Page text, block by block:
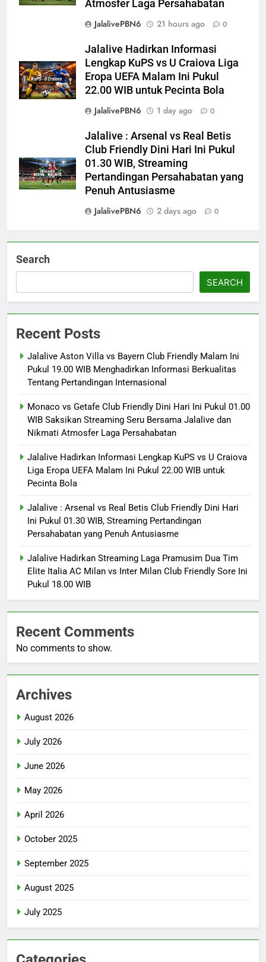
Atmosfer Laga Persahabatan
JalalivePBN6
21 hours ago 0
Jalalive Hadirkan Informasi
Lengkap KuPS vs U Craiova Liga
Eropa UEFA Malam Ini Pukul
22.00 WIB untuk Pecinta Bola
JalalivePBN6
1 day ago 0
Jalalive : Arsenal vs Real Betis
Club Friendly Dini Hari Ini Pukul
01.30 WIB, Streaming
Pertandingan Persahabatan yang
Penuh Antusiasme
JalalivePBN6
2 days ago 0
Search
SEARCH
Recent Posts
Jalalive Aston Villa vs Bayern Club Friendly Malam Ini
Pukul 19.00 WIB Menghadirkan Informasi Berkualitas
Tentang Pertandingan Internasional
Monaco vs Getafe Club Friendly Dini Hari Ini Pukul 01.00
WIB Saksikan Streaming Seru Bersama Jalalive dan
Nikmati Atmosfer Laga Persahabatan
Jalalive Hadirkan Informasi Lengkap KuPS vs U Craiova
Liga Eropa UEFA Malam Ini Pukul 22.00 WIB untuk
Pecinta Bola
Jalalive : Arsenal vs Real Betis Club Friendly Dini Hari
Ini Pukul 01.30 WIB, Streaming Pertandingan
Persahabatan yang Penuh Antusiasme
Jalalive Hadirkan Streaming Laga Pramusim Dua Tim
Elite Italia AC Milan vs Inter Milan Club Friendly Sore Ini
Pukul 18.00 WIB
Recent Comments
No comments to show.
Archives
August 2026
July 2026
June 2026
May 2026
April 2026
October 2025
September 2025
August 2025
July 2025